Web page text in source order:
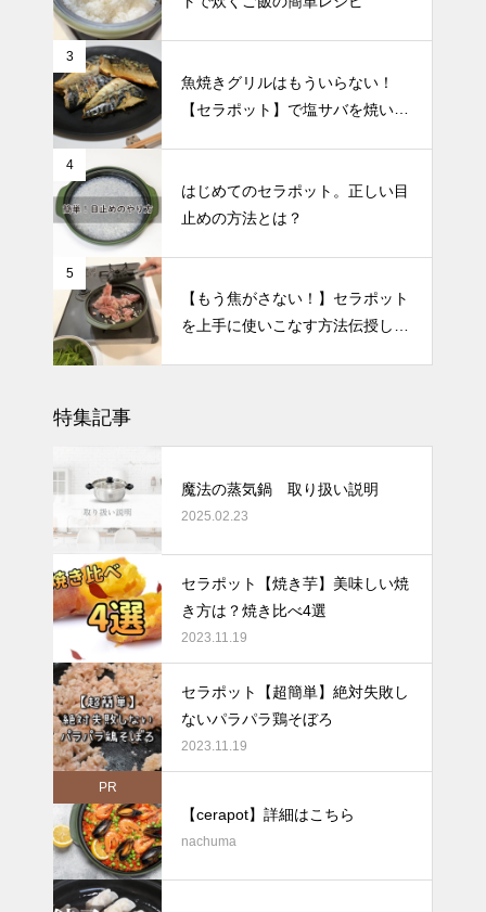
3
魚焼きグリルはもういらない！
【セラポット】で塩サバを焼いて
4
はじめてのセラポット。正しい目
止めの方法とは？
5
【もう焦がさない！】セラポット
を上手に使いこなす方法伝授しま
特集記事
魔法の蒸気鍋 取り扱い説明
2025.02.23
セラポット【焼き芋】美味しい焼
き方は？焼き比べ4選
2023.11.19
セラポット【超簡単】絶対失敗し
ないパラパラ鶏そぼろ
2023.11.19
PR
【cerapot】詳細はこちら
nachuma